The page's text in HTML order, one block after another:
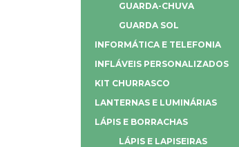
GUARDA-CHUVA
GUARDA SOL
INFORMÁTICA E TELEFONIA
INFLÁVEIS PERSONALIZADOS
KIT CHURRASCO
LANTERNAS E LUMINÁRIAS
LÁPIS E BORRACHAS
LÁPIS E LAPISEIRAS